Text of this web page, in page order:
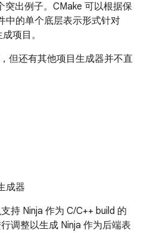
突出例子。CMake 可以根据保
中的单个底层表示形式针对
项目。
但还有其他项目生成器并不直
成器
持 Ninja 作为 C/C++ build 的
调整以生成 Ninja 作为后端表